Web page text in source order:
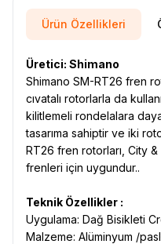
Ürün Özellikleri
Üretici: Shimano
Shimano SM-RT26 fren
cıvatalı rotorlarla da
kilitlemeli rondelalara
tasarıma sahiptir ve iki
RT26 fren rotorları, City
frenleri için uygundur..
Teknik Özellikler :
Uygulama: Dağ Bisikleti
Malzeme: Alüminyum /